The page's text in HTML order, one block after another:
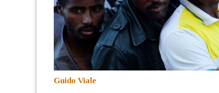
Guido Viale